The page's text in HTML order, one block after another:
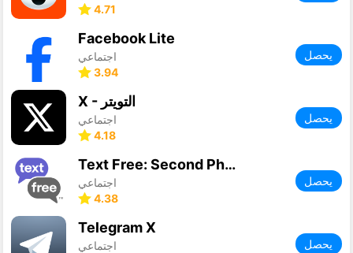
4.71
Facebook Lite
اجتماعي
3.94
يحصل
X - التويتر
اجتماعي
4.18
يحصل
Text Free: Second Phone Number
اجتماعي
4.38
يحصل
Telegram X
اجتماعي
يحصل